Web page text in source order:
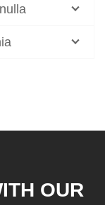
OUR